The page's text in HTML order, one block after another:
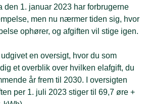
den 1. januar 2023 har forbrugerne
men nu nærmer tiden sig, hvor
ophører, og afgiften vil stige igen.
en oversigt, hvor du som
et overblik over hvilken elafgift, du
år frem til 2030. I oversigten
per 1. juli 2023 stiger til 69,7 øre +